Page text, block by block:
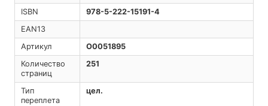
ISBN
978-5-222-15191-4
EAN13
Артикул
O0051895
Количество
страниц
251
Тип
переплета
цел.